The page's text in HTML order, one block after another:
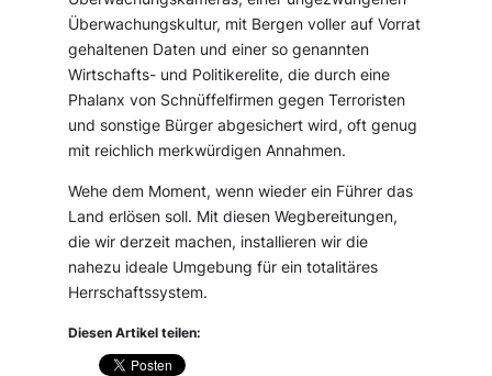
Überwachungskultur, mit Bergen voller auf Vorrat
gehaltenen Daten und einer so genannten
Wirtschafts- und Politikerelite, die durch eine
Phalanx von Schnüffelfirmen gegen Terroristen
und sonstige Bürger abgesichert wird, oft genug
mit reichlich merkwürdigen Annahmen.
Wehe dem Moment, wenn wieder ein Führer das
Land erlösen soll. Mit diesen Wegbereitungen,
die wir derzeit machen, installieren wir die
nahezu ideale Umgebung für ein totalitäres
Herrschaftssystem.
Diesen Artikel teilen: